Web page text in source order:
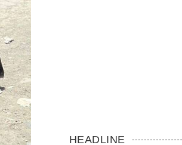
HEADLINE